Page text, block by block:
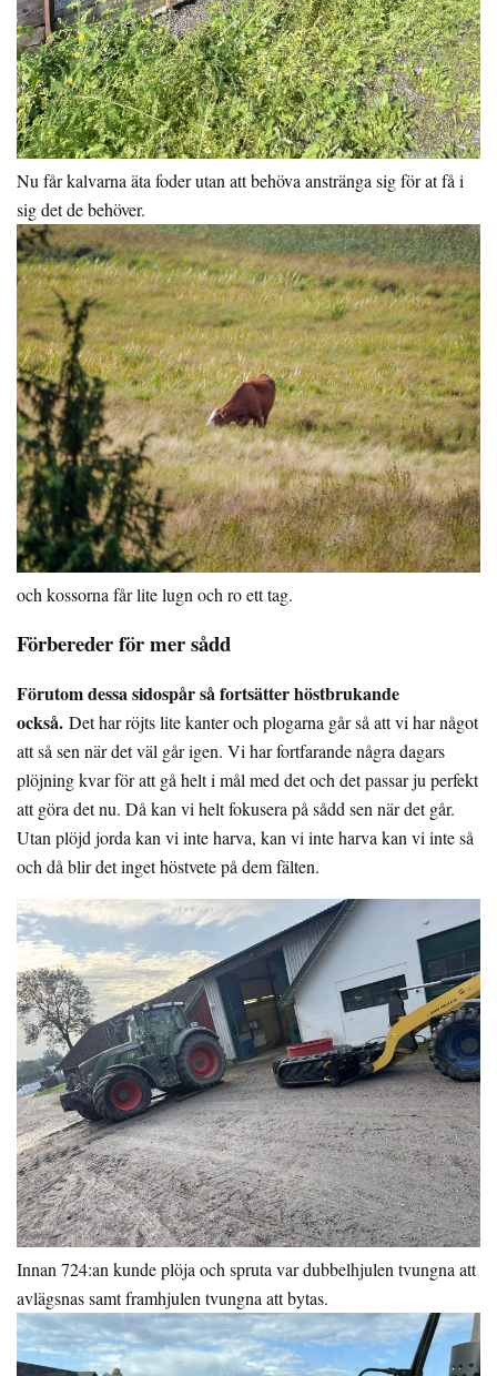
Nu får kalvarna äta foder utan att behöva anstränga sig för at få i
sig det de behöver.
och kossorna får lite lugn och ro ett tag.
Förbereder för mer sådd
Förutom dessa sidospår så fortsätter höstbrukande
också. Det har röjts lite kanter och plogarna går så att vi har något
att så sen när det väl går igen. Vi har fortfarande några dagars
plöjning kvar för att gå helt i mål med det och det passar ju perfekt
att göra det nu. Då kan vi helt fokusera på sådd sen när det går.
Utan plöjd jorda kan vi inte harva, kan vi inte harva kan vi inte så
och då blir det inget höstvete på dem fälten.
Innan 724:an kunde plöja och spruta var dubbelhjulen tvungna att
avlägsnas samt framhjulen tvungna att bytas.